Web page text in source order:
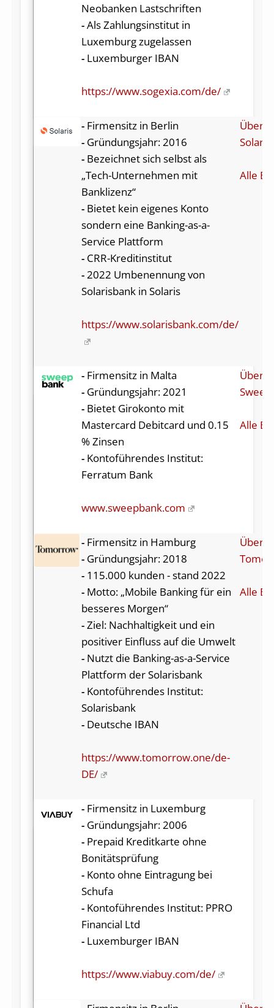
Neobanken Lastschriften
-Als Zahlungsinstitut in
Luxemburg zugelassen
-Luxemburger IBAN
https://www.sogexia.com/de/
-Firmensitz in Berlin
-Gründungsjahr: 2016
-Bezeichnet sich selbst als
„Tech-Unternehmen mit
Banklizenz“
-Bietet kein eigenes Konto
sondern eine Banking-as-a-
Service Plattform
-CRR-Kreditinstitut
-2022 Umbenennung von
Solarisbank in Solaris
https://www.solarisbank.com/de/
Über
Alle
-Firmensitz in Malta
-Gründungsjahr: 2021
-Bietet Girokonto mit
Mastercard Debitcard und 0.15
% Zinsen
-Kontoführendes Institut:
Ferratum Bank
www.sweepbank.com
Über
Alle
-Firmensitz in Hamburg
-Gründungsjahr: 2018
-115.000 kunden - stand 2022
-Motto: „Mobile Banking für ein
besseres Morgen“
-Ziel: Nachhaltigkeit und ein
positiver Einfluss auf die Umwelt
-Nutzt die Banking-as-a-Service
Plattform der Solarisbank
-Kontoführendes Institut:
Solarisbank
-Deutsche IBAN
https://www.tomorrow.one/de-
DE/
Über
Alle
-Firmensitz in Luxemburg
-Gründungsjahr: 2006
-Prepaid Kreditkarte ohne
Bonitätsprüfung
-Konto ohne Eintragung bei
Schufa
-Kontoführendes Institut: PPRO
Financial Ltd
-Luxemburger IBAN
https://www.viabuy.com/de/